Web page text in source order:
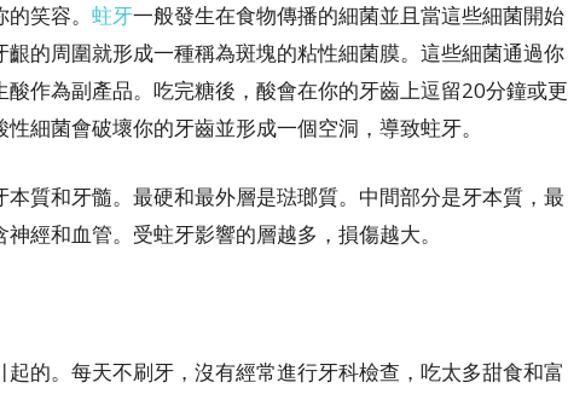
笑容。 蛀牙一般發生在食物傳播的細菌並且當這些細菌開始
的周圍就形成一種稱為斑塊的粘性細菌膜。這些細菌通過你
作為副產品。吃完糖後，酸會在你的牙齒上逗留20分鐘或更
細菌會破壞你的牙齒並形成一個空洞，導致蛀牙。
質和牙髓。最硬和最外層是琺瑯質。中間部分是牙本質，最
經和血管。受蛀牙影響的層越多，損傷越大。
的。每天不刷牙，沒有經常進行牙科檢查，吃太多甜食和富